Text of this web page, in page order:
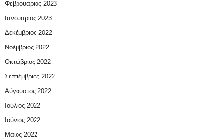
Φεβρουάριος 2023
Ιανουάριος 2023
Δεκέμβριος 2022
Νοέμβριος 2022
Οκτώβριος 2022
Σεπτέμβριος 2022
Αύγουστος 2022
Ιούλιος 2022
Ιούνιος 2022
Μάιος 2022